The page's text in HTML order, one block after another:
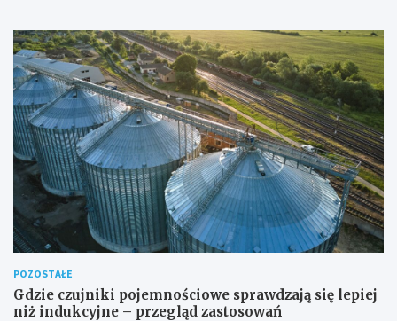
POZOSTAŁE
Gdzie czujniki pojemnościowe sprawdzają się lepiej
niż indukcyjne – przegląd zastosowań